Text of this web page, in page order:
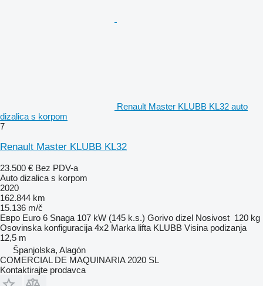
Renault Master KLUBB KL32 auto
dizalica s korpom
7
Renault Master KLUBB KL32
23.500 € Bez PDV-a
Auto dizalica s korpom
2020
162.844 km
15.136 m/č
Евро Euro 6 Snaga 107 kW (145 k.s.) Gorivo dizel Nosivost 120 kg
Osovinska konfiguracija 4x2 Marka lifta KLUBB Visina podizanja
12,5 m
Španjolska, Alagón
COMERCIAL DE MAQUINARIA 2020 SL
Kontaktirajte prodavca